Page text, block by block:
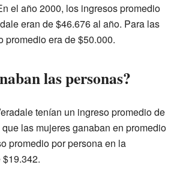
el año 2000, los ingresos promedio
eran de $46.676 al año. Para las
promedio era de $50.000.
las personas?
tenían un ingreso promedio de
las mujeres ganaban en promedio
promedio por persona en la